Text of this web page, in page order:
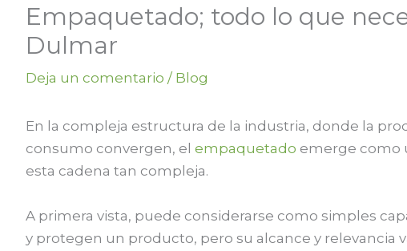
Empaquetado; todo lo que
Dulmar
Deja un comentario / Blog
En la compleja estructura de la industria, donde la
consumo convergen, el empaquetado emerge como
esta cadena tan compleja.
A primera vista, puede considerarse como simples
y protegen un producto, pero su alcance y relevancia